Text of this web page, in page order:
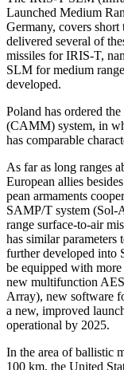
Launched Medium
Germany, covers
delivered several of
missiles for IRIS-T,
SLM for medium
developed.
Poland has ordered
(CAMM) system, in
has comparable
As far as long ranges
European allies
pean armaments
SAMP/T system (Sol-
range surface-to-air
has similar parameters
further developed
be equipped with
new multifunction
Array), new software
a new, improved
operational by 2025.
In the area of ballistic
100 km, the United